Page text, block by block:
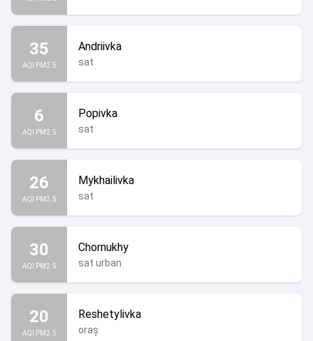
35
AQI PM2.5
Andriivka
sat
6
AQI PM2.5
Popivka
sat
26
AQI PM2.5
Mykhailivka
sat
30
AQI PM2.5
Chornukhy
sat urban
20
AQI PM2.5
Reshetylivka
oraș